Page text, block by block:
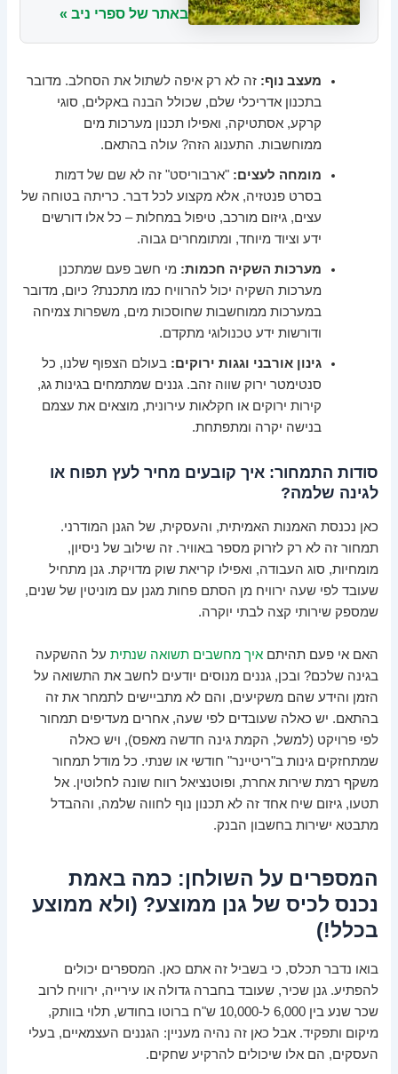
באתר של ספרי ניב »
מעצב נוף: זה לא רק איפה לשתול את הסחלב. מדובר
בתכנון אדריכלי שלם, שכולל הבנה באקלים, סוגי
קרקע, אסתטיקה, ואפילו תכנון מערכות מים
ממוחשבות. התענוג הזה? עולה בהתאם.
מומחה לעצים: "ארבוריסט" זה לא שם של דמות
בסרט פנטזיה, אלא מקצוע לכל דבר. כריתה בטוחה של
עצים, גיזום מורכב, טיפול במחלות – כל אלו דורשים
ידע וציוד מיוחד, ומתומחרים גבוה.
מערכות השקיה חכמות: מי חשב פעם שמתכנן
מערכות השקיה יכול להרוויח כמו מתכנת? כיום, מדובר
במערכות ממוחשבות שחוסכות מים, משפרות צמיחה
ודורשות ידע טכנולוגי מתקדם.
גינון אורבני וגגות ירוקים: בעולם הצפוף שלנו, כל
סנטימטר ירוק שווה זהב. גננים שמתמחים בגינות גג,
קירות ירוקים או חקלאות עירונית, מוצאים את עצמם
בנישה יקרה ומתפתחת.
סודות התמחור: איך קובעים מחיר לעץ תפוח או
לגינה שלמה?
כאן נכנסת האמנות האמיתית, והעסקית, של הגנן המודרני.
תמחור זה לא רק לזרוק מספר באוויר. זה שילוב של ניסיון,
מומחיות, סוג העבודה, ואפילו קריאת שוק מדויקת. גנן מתחיל
שעובד לפי שעה ירוויח מן הסתם פחות מגנן עם מוניטין של שנים,
שמספק שירותי קצה לבתי יוקרה.
האם אי פעם תהיתםאיך מחשבים תשואה שנתית על ההשקעה
בגינה שלכם? ובכן, גננים מנוסים יודעים לחשב את התשואה על
הזמן והידע שהם משקיעים, והם לא מתביישים לתמחר את זה
בהתאם. יש כאלה שעובדים לפי שעה, אחרים מעדיפים תמחור
לפי פרויקט (למשל, הקמת גינה חדשה מאפס), ויש כאלה
שמתחזקים גינות ב"ריטיינר" חודשי או שנתי. כל מודל תמחור
משקף רמת שירות אחרת, ופוטנציאל רווח שונה לחלוטין. אל
תטעו, גיזום שיח אחד זה לא תכנון נוף לחווה שלמה, וההבדל
מתבטא ישירות בחשבון הבנק.
המספרים על השולחן: כמה באמת
נכנס לכיס של גנן ממוצע? (ולא ממוצע
בכלל!)
בואו נדבר תכלס, כי בשביל זה אתם כאן. המספרים יכולים
להפתיע. גנן שכיר, שעובד בחברה גדולה או עירייה, ירוויח לרוב
שכר שנע בין 6,000 ל-10,000 ש"ח ברוטו בחודש, תלוי בוותק,
מיקום ותפקיד. אבל כאן זה נהיה מעניין: הגננים העצמאיים, בעלי
העסקים, הם אלו שיכולים להרקיע שחקים.